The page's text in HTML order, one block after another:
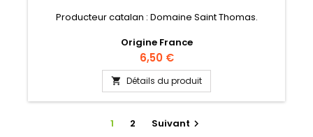
Producteur catalan : Domaine Saint Thomas.
Origine France
Prix
6,50 €
 Détails du produit
1 2 Suivant 